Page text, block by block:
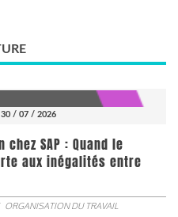
30 / 07 / 2026
SAP : Quand le
aux inégalités entre
ORGANISATION DU TRAVAIL